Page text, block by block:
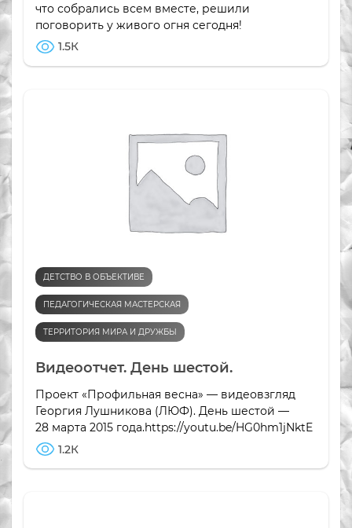
что собрались всем вместе, решили
поговорить у живого огня сегодня!
1.5К
ДЕТСТВО В ОБЪЕКТИВЕ
ПЕДАГОГИЧЕСКАЯ МАСТЕРСКАЯ
ТЕРРИТОРИЯ МИРА И ДРУЖБЫ
Видеоотчет. День шестой.
Проект «Профильная весна» — видеовзгляд
Георгия Лушникова (ЛЮФ). День шестой —
28 марта 2015 года.https://youtu.be/HG0hm1jNktE
1.2К